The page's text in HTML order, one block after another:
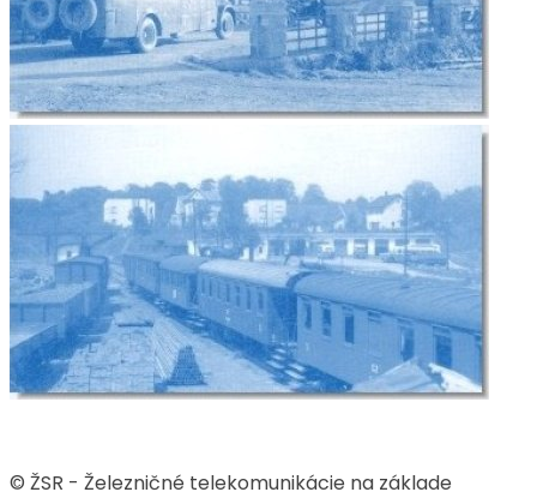
© ŽSR - Železničné telekomunikácie na základe